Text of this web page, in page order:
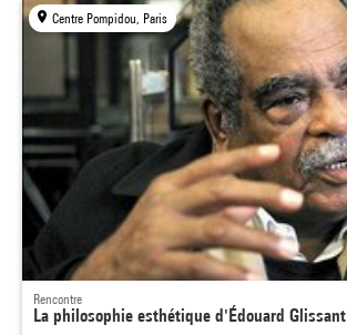
Centre Pompidou, Paris
Rencontre
La philosophie esthétique d'Édouard Glissant